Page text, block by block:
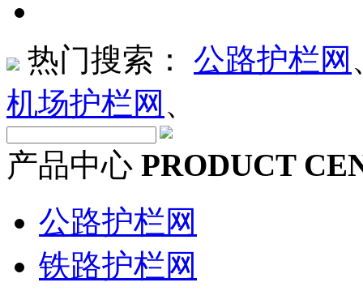
热门搜索： 公路护栏网
机场护栏网 、
产品中心 PRODUCT
公路护栏网
铁路护栏网